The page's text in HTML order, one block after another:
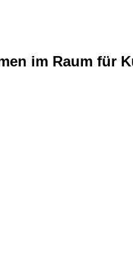
im Raum für